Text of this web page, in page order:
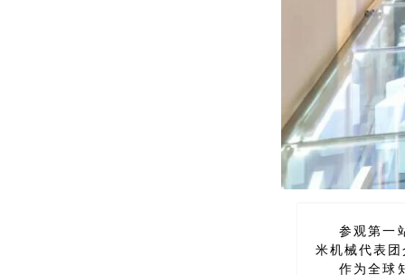
参观第一
米机械代表
作为全球